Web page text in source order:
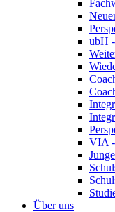
ubH
VIA -
Über uns